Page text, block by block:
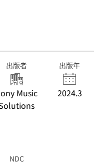
出版者
Music
出版年
2024.3
NDC